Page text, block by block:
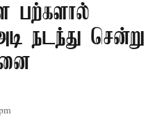
பற்களால்
நடந்து சென்று